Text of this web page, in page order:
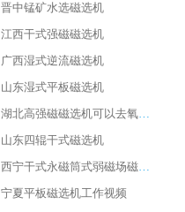
晋中锰矿水选磁选机
江西干式强磁磁选机
广西湿式逆流磁选机
山东湿式平板磁选机
湖北高强磁磁选机可以去氧化铝
山东四辊干式磁选机
西宁干式永磁筒式弱磁场磁选机结构图
宁夏平板磁选机工作视频